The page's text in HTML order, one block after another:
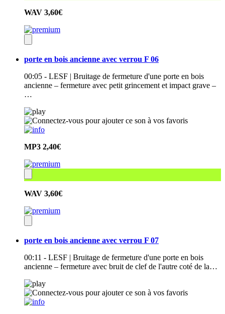
WAV 3,60€
porte en bois ancienne avec verrou F 06
00:05 - LESF | Bruitage de fermeture d'une porte en bois
ancienne – fermeture avec petit grincement et impact grave –
…
MP3 2,40€
WAV 3,60€
porte en bois ancienne avec verrou F 07
00:11 - LESF | Bruitage de fermeture d'une porte en bois
ancienne – fermeture avec bruit de clef de l'autre coté de la…